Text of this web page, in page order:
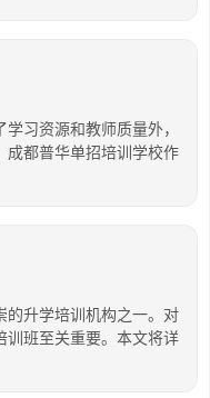
习资源和教师质量外，
成都普华单招培训学校作
的升学培训机构之一。对
训班至关重要。本文将详